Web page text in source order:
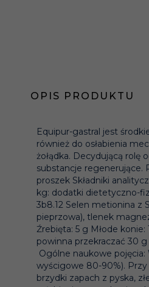
OPIS PRODUKTU
Equipur-gastral jest
również do osłabienia
żołądka. Decydującą rolę
substancje regenerujące.
proszek Składniki
kg: dodatki dietetyczno-
3b8.12 Selen metionina z
pieprzowa), tlenek
Źrebięta: 5 g Młode
powinna przekraczać 30
Ogólne naukowe pojęcia:
wyścigowe 80-90%). Przy
brzydki zapach z pyska,